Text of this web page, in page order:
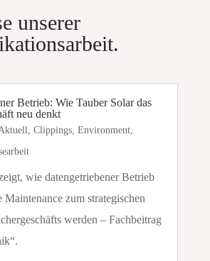
unserer
Betrieb: Wie Tauber Solar das
neu denkt
Clippings, Environment,
wie datengetriebener Betrieb
Maintenance zum strategischen
werden – Fachbeitrag